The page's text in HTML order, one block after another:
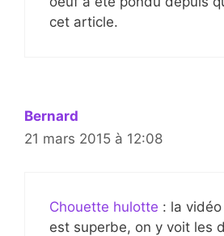
cet article.
Bernard
21 mars 2015 à 12:08
Chouette hulotte : la
est superbe, on y voit les